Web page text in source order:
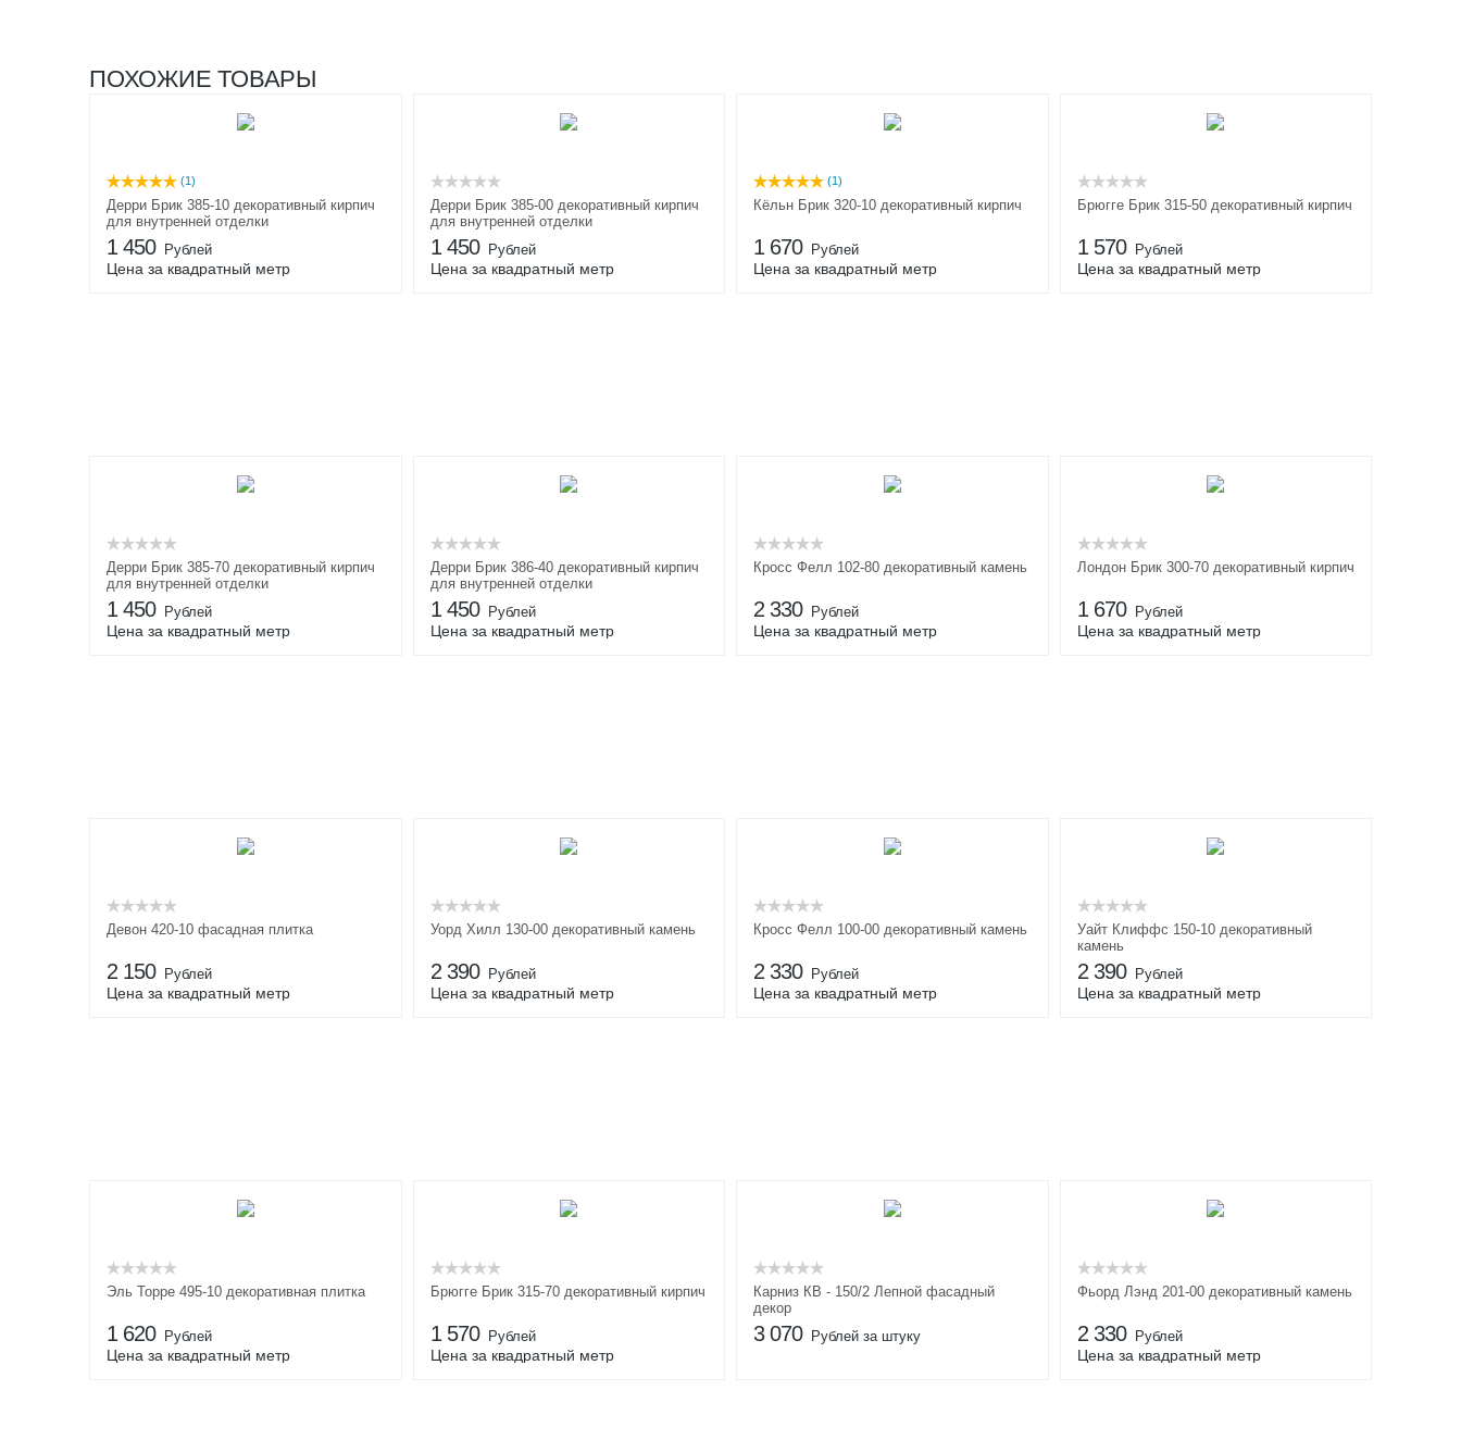
ПОХОЖИЕ ТОВАРЫ
(1)
Дерри Брик 385-10 декоративный кирпич
для внутренней отделки
1 450 Рублей
Цена за квадратный метр
Дерри Брик 385-00 декоративный кирпич
для внутренней отделки
1 450 Рублей
Цена за квадратный метр
(1)
Кёльн Брик 320-10 декоративный кирпич
1 670 Рублей
Цена за квадратный метр
Брюгге Брик 315-50 декоративный кирпич
1 570 Рублей
Цена за квадратный метр
Дерри Брик 385-70 декоративный кирпич
для внутренней отделки
1 450 Рублей
Цена за квадратный метр
Дерри Брик 386-40 декоративный кирпич
для внутренней отделки
1 450 Рублей
Цена за квадратный метр
Кросс Фелл 102-80 декоративный камень
2 330 Рублей
Цена за квадратный метр
Лондон Брик 300-70 декоративный кирпич
1 670 Рублей
Цена за квадратный метр
Девон 420-10 фасадная плитка
2 150 Рублей
Цена за квадратный метр
Уорд Хилл 130-00 декоративный камень
2 390 Рублей
Цена за квадратный метр
Кросс Фелл 100-00 декоративный камень
2 330 Рублей
Цена за квадратный метр
Уайт Клиффс 150-10 декоративный
камень
2 390 Рублей
Цена за квадратный метр
Эль Торре 495-10 декоративная плитка
1 620 Рублей
Цена за квадратный метр
Брюгге Брик 315-70 декоративный кирпич
1 570 Рублей
Цена за квадратный метр
Карниз КВ - 150/2 Лепной фасадный
декор
3 070 Рублей за штуку
Фьорд Лэнд 201-00 декоративный камень
2 330 Рублей
Цена за квадратный метр